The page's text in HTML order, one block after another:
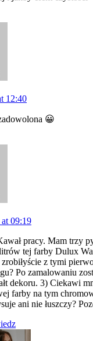
12:40
😀
09:19
pracy. Mam trzy
tej farby Dulux
zrobiłyście z tymi
Po zamalowaniu
dekoru. 3) Ciekawi
farby na tym
ani nie łuszczy?